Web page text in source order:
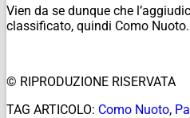
Vien da se dunque che
classificato, quindi Como Nuoto.
© RIPRODUZIONE RISERVATA
TAG ARTICOLO: Como Nuoto,